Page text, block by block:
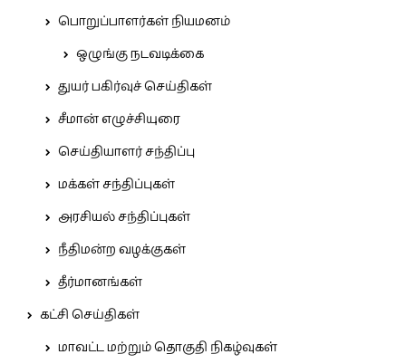
பொறுப்பாளர்கள் நியமனம்
ஒழுங்கு நடவடிக்கை
துயர் பகிர்வுச் செய்திகள்
சீமான் எழுச்சியுரை
செய்தியாளர் சந்திப்பு
மக்கள் சந்திப்புகள்
அரசியல் சந்திப்புகள்
நீதிமன்ற வழக்குகள்
தீர்மானங்கள்
கட்சி செய்திகள்
மாவட்ட மற்றும் தொகுதி நிகழ்வுகள்